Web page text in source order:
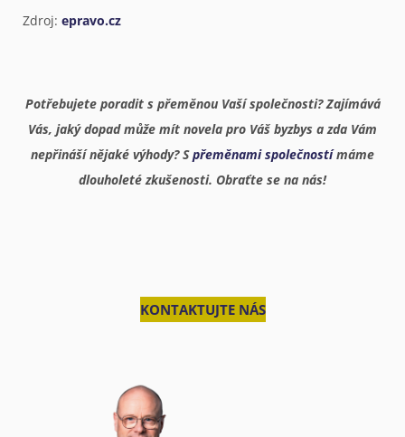
Zdroj: epravo.cz
Potřebujete poradit s přeměnou Vaší společnosti? Zajímává
Vás, jaký dopad může mít novela pro Váš byzbys a zda Vám
nepřináší nějaké výhody? Spřeměnami společnostímáme
dlouholeté zkušenosti. Obraťte se na nás!
KONTAKTUJTE NÁS